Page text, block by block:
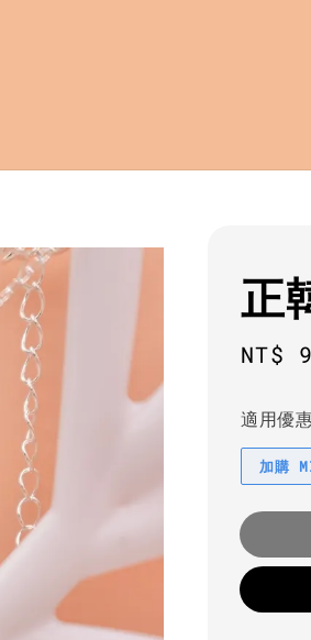
正
Sale
NT$
適用優
加購